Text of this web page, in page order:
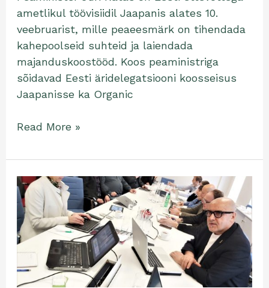
ametlikul töövisiidil Jaapanis alates 10.
veebruarist, mille peaeesmärk on tihendada
kahepoolseid suhteid ja laiendada
majanduskoostööd. Koos peaministriga
sõidavad Eesti äridelegatsiooni koosseisus
Jaapanisse ka Organic
Read More »
Organic
Estonia
2020:
ühisstendiga
Londonisse,
Jaapani
turg,